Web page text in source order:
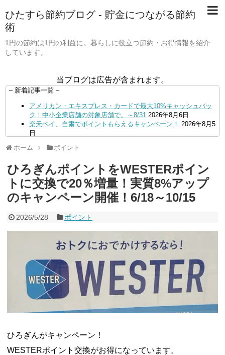
ひたすら節約ブログ - 貯金につながる節約
術
1円の節約は1円の利益に。暮らしに役立つ節約・お得情報を紹介
しています。
当ブログは広告が含まれます。
– 新着記事一覧 –
アメリカン・エキスプレス・カードで最大10%キャッシュバッ
ク！中小企業店舗の対象店舗で。～8/31 2026年8月6日
楽天ペイ、自粛でポイントもらえるキャンペーン！ 2026年8月5
日
元！
2026年8月5日
ードチャージすると5%還元に！ 2026年8月4日
PayPayで500ptもらえる！対象地銀の口座追加などの条件達成
で。9/30まで 2026年8月4日
三井住友カード、はま寿司、ココス、オリーブの丘などでVポイ
ント最大10％還元！さらにVカードクーポンも併用可
月4日
ャンペーン！8/31まで 2026年8月3日
ドコモの銀行で預金残高を10万円以上増加で最大10億dポイント
山分けキャンペーン！～10/31 2026年8月3日
デジタルギフト改悪でいろいろ手数料徴収へ！8/3～ 2026年8月
PayPayポイント→Vポイント交換でストア限定の制限を消す方
法
2026年8月1日
Vポイントpay利用で最大10%還元！8/31まで
V NEOBANK改悪！還元率1.25%に、チャージ系対象外へ！11
月から 2026年8月1日
限が8月末まで？
2026年7月31日
【2026年夏】dポイント交換キャンペーンが見逃せない！最大
15%増量のチャンス。8/1~31あたりまで 2026年7月31日
ホーム ポイント
ひろぎんポイントをWESTERポイン
トに交換で20％増量！実質8%アップ
のキャンペーン開催！6/18～10/15
2026/5/28 ポイント
ひろぎんがキャンペーン！
WESTERポイント交換がお得になっています。